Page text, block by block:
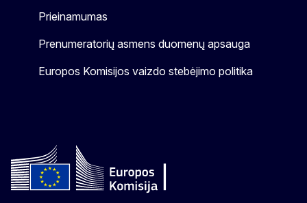
Prieinamumas
Prenumeratorių asmens duomenų apsauga
Europos Komisijos vaizdo stebėjimo politika